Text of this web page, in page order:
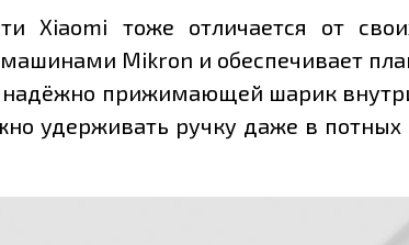
Xiaomi тоже отличается от
Mikron и обеспечивает
прижимающей шарик
удерживать ручку даже в